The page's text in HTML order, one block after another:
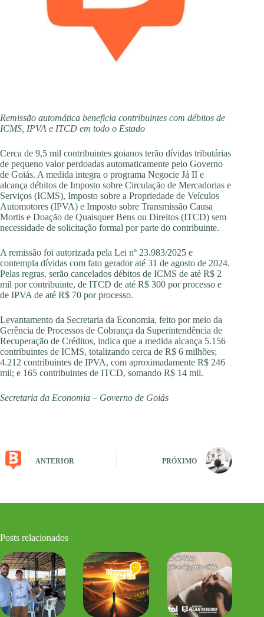
Remissão automática beneficia contribuintes com débitos de
ICMS, IPVA e ITCD em todo o Estado
Cerca de 9,5 mil contribuintes goianos terão dívidas tributárias
de pequeno valor perdoadas automaticamente pelo Governo
de Goiás. A medida integra o programa Negocie Já II e
alcança débitos de Imposto sobre Circulação de Mercadorias e
Serviços (ICMS), Imposto sobre a Propriedade de Veículos
Automotores (IPVA) e Imposto sobre Transmissão Causa
Mortis e Doação de Quaisquer Bens ou Direitos (ITCD) sem
necessidade de solicitação formal por parte do contribuinte.
A remissão foi autorizada pela Lei nº 23.983/2025 e
contempla dívidas com fato gerador até 31 de agosto de 2024.
Pelas regras, serão cancelados débitos de ICMS de até R$ 2
mil por contribuinte, de ITCD de até R$ 300 por processo e
de IPVA de até R$ 70 por processo.
Levantamento da Secretaria da Economia, feito por meio da
Gerência de Processos de Cobrança da Superintendência de
Recuperação de Créditos, indica que a medida alcança 5.156
contribuintes de ICMS, totalizando cerca de R$ 6 milhões;
4.212 contribuintes de IPVA, com aproximadamente R$ 246
mil; e 165 contribuintes de ITCD, somando R$ 14 mil.
Secretaria da Economia – Governo de Goiás
ANTERIOR PRÓXIMO
Posts relacionados